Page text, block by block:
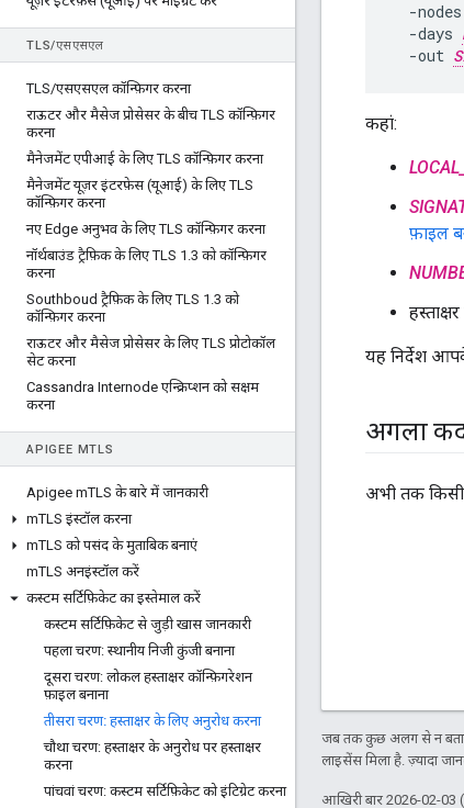
TLS/एसएसएल
TLS/एसएसएल कॉन्फ़िगर करना
राऊटर और मैसेज प्रोसेसर के बीच TLS कॉन्फ़िगर
करना
मैनेजमेंट एपीआई के लिए TLS कॉन्फ़िगर करना
मैनेजमेंट यूज़र इंटरफ़ेस (यूआई) के लिए TLS
कॉन्फ़िगर करना
नए Edge अनुभव के लिए TLS कॉन्फ़िगर करना
नॉर्थबाउंड ट्रैफ़िक के लिए TLS 1 .3 को कॉन्फ़िगर
करना
Southboud ट्रैफ़िक के लिए TLS 1 .3 को
कॉन्फ़िगर करना
राऊटर और मैसेज प्रोसेसर के लिए TLS प्रोटोकॉल
सेट करना
Cassandra Internode एन्क्रिप्शन को सक्षम
करना
APIGEE MTLS
Apigee mTLS के बारे में जानकारी
mTLS इंस्टॉल करना
mTLS को पसंद के मुताबिक बनाएं
mTLS अनइंस्टॉल करें
कस्टम सर्टिफ़िकेट का इस्तेमाल करें
कस्टम सर्टिफ़िकेट से जुड़ी खास जानकारी
पहला चरण: स्थानीय निजी कुंजी बनाना
दूसरा चरण: लोकल हस्ताक्षर कॉन्फ़िगरेशन
फ़ाइल बनाना
तीसरा चरण: हस्ताक्षर के लिए अनुरोध करना
चौथा चरण: हस्ताक्षर के अनुरोध पर हस्ताक्षर
करना
पांचवां चरण: कस्टम सर्टिफ़िकेट को इंटिग्रेट करना
-
  -days
  -out
कहां:
फ़ाइल
यह निर्देश
अगला
अभी तक किसी
जब तक कुछ अलग से न
लाइसेंस मिला है. ज़्यादा
आखिरी बार 2026-02-03